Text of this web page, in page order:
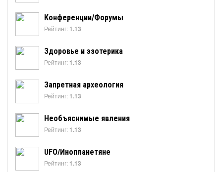
Конференции/Форумы
Рейтинг: 1.13
Здоровье и эзотерика
Рейтинг: 1.13
Запретная археология
Рейтинг: 1.13
Необъяснимые явления
Рейтинг: 1.13
UFO/Инопланетяне
Рейтинг: 1.13